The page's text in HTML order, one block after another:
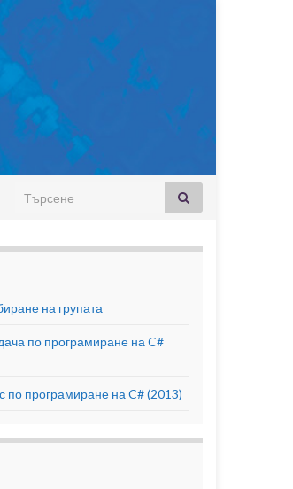
Search for:
на групата
по програмиране на C#
по програмиране на C# (2013)